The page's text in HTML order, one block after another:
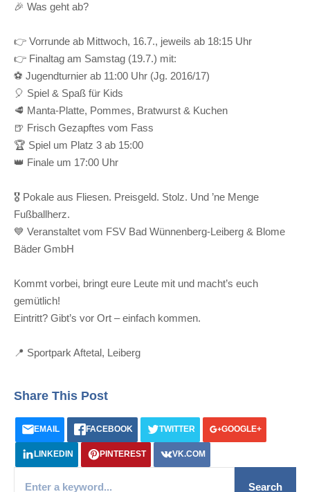
🎉 Was geht ab?
👉 Vorrunde ab Mittwoch, 16.7., jeweils ab 18:15 Uhr
👉 Finaltag am Samstag (19.7.) mit:
⚽️ Jugendturnier ab 11:00 Uhr (Jg. 2016/17)
🎈 Spiel & Spaß für Kids
🥩 Manta-Platte, Pommes, Bratwurst & Kuchen
🍺 Frisch Gezapftes vom Fass
🏆 Spiel um Platz 3 ab 15:00
👑 Finale um 17:00 Uhr
🎖 Pokale aus Fliesen. Preisgeld. Stolz. Und ’ne Menge
Fußballherz.
💙 Veranstaltet vom FSV Bad Wünnenberg-Leiberg & Blome
Bäder GmbH
Kommt vorbei, bringt eure Leute mit und macht’s euch
gemütlich!
Eintritt? Gibt’s vor Ort – einfach kommen.
📍 Sportpark Aftetal, Leiberg
Share This Post
EMAIL FACEBOOK TWITTER GOOGLE+
LINKEDIN PINTEREST VK.COM